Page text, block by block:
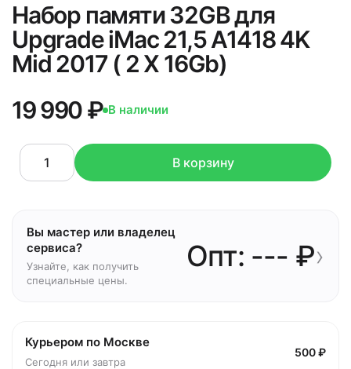
Набор памяти 32GB для
Upgrade iMac 21,5 A1418 4K
Mid 2017 ( 2 X 16Gb)
19 990 ₽ В наличии
В корзину
Вы мастер или владелец
сервиса?
Узнайте, как получить
специальные цены.
Опт: --- ₽›
Курьером по Москве
Сегодня или завтра
500 ₽